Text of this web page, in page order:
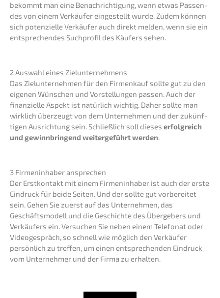
bekommt man eine Benach­rich­ti­gung, wenn etwas Passen­
des von einem Verkäu­fer einge­stellt wurde. Zudem können
sich poten­zi­el­le Verkäu­fer auch direkt melden, wenn sie ein
entspre­chen­des Suchpro­fil des Käufers sehen.
2 Auswahl eines Zielunternehmens
Das Zielun­ter­neh­men für den Firmen­kauf sollte gut zu den
eigenen Wünschen und Vorstel­lun­gen passen. Auch der
finan­zi­el­le Aspekt ist natür­lich wichtig. Daher sollte man
wirklich überzeugt von dem Unter­neh­men und der zukünf­
ti­gen Ausrich­tung sein. Schließ­lich soll dieses erfolg­reich
und gewinn­brin­gend weiter­ge­führt werden.
3 Firmen­in­ha­ber ansprechen
Der Erstkon­takt mit einem Firmen­in­ha­ber ist auch der erste
Eindruck für beide Seiten. Und der sollte gut vorbe­rei­tet
sein. Gehen Sie zuerst auf das Unter­neh­men, das
Geschäfts­mo­dell und die Geschich­te des Überge­bers und
Verkäu­fers ein. Versu­chen Sie neben einem Telefo­nat oder
Video­ge­spräch, so schnell wie möglich den Verkäu­fer
persön­lich zu treffen, um einen entspre­chen­den Eindruck
vom Unter­neh­mer und der Firma zu erhalten.